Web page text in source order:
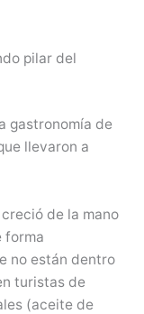
pilar del
gastronomía de
llevaron a
de la mano
forma
no están dentro
turistas de
(aceite de